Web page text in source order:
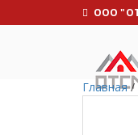
OOO
Главная /